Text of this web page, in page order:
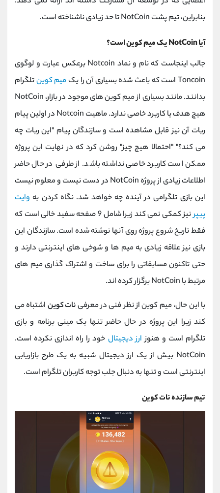
بنابراین، تیم پشت NotCoin تا حد زیادی ناشناخته است.
آیا NotCoin یک میم کوین است؟
جالب اینجاست که نام و نماد Notcoin برعکس عبارت و لوگوی
Toncoin است که باعث شده بسیاری آن را یک
میم کوینتلگرام
بدانند. مانند بسیاری از میم کوین های موجود در بازار، NotCoin
هیچ هدف یا کاربرد خاصی ندارد. ماهیت Notcoin در اولین پیام
ربات آن نیز قابل مشاهده است و سازندگان پیام "این ربات چه
می کند؟" "احتمالا هیچ چیز" روشن کرد که در نهایت این پروژه
ممکن است کاربرد خاصی نداشته باشد. از طرفی در حال حاضر
اطلاعات زیادی از پروژه NotCoin در دست نیست و معلوم نیست
این بازی تلگرامی در آینده چه خواهد شد. نگاه کردن به وایت
پیپر
نیز کمکی نمی کند زیرا شامل 9 صفحه سفید خالی است که
فقط تاریخ شروع پروژه روی آنها نوشته شده است. سازندگان این
بازی نیز علاقه زیادی به میم ها و شوخی های اینترنتی دارند و
حتی تاکنون مسابقاتی را برای ساخت و اشتراک گذاری میم های
مرتبط با NotCoin برگزار کرده اند.
با این حال، میم کوین از نظر فنی در معرفینات کوین اشتباه می
کند زیرا این پروژه در حال حاضر تنها یک مینی برنامه و بازی
تلگرام است و هنوزارز دیجیتال خود را راه اندازی نکرده است.
NotCoin بیش از یک ارز دیجیتال شبیه به یک طرح بازاریابی
اینترنتی است و تنها به دنبال جلب توجه کاربران تلگرام است.
تیم سازنده نات کوین